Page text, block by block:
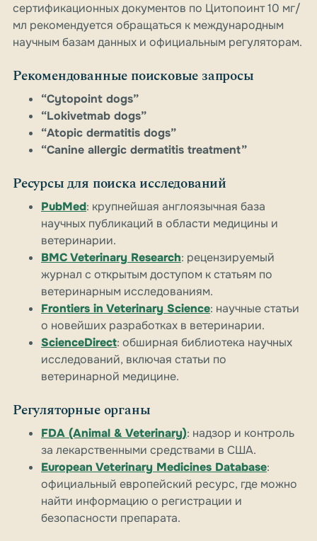
сертификационных документов по Цитопоинт 10 мг/
мл рекомендуется обращаться к международным
научным базам данных и официальным регуляторам.
Рекомендованные поисковые запросы
“Cytopoint dogs”
“Lokivetmab dogs”
“Atopic dermatitis dogs”
“Canine allergic dermatitis treatment”
Ресурсы для поиска исследований
PubMed: крупнейшая англоязычная база
научных публикаций в области медицины и
ветеринарии.
BMC Veterinary Research: рецензируемый
журнал с открытым доступом к статьям по
ветеринарным исследованиям.
Frontiers in Veterinary Science: научные статьи
о новейших разработках в ветеринарии.
ScienceDirect: обширная библиотека научных
исследований, включая статьи по
ветеринарной медицине.
Регуляторные органы
FDA (Animal & Veterinary): надзор и контроль
за лекарственными средствами в США.
European Veterinary Medicines Database:
официальный европейский ресурс, где можно
найти информацию о регистрации и
безопасности препарата.